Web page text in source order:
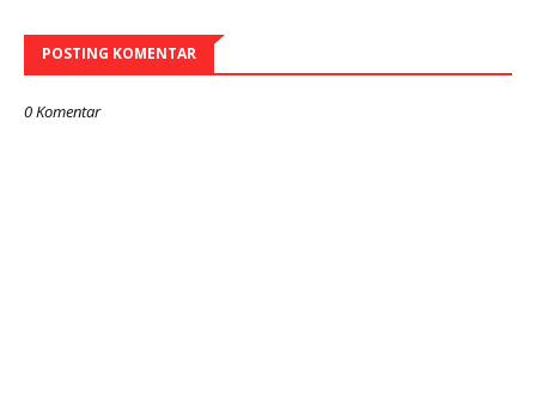
POSTING KOMENTAR
0 Komentar